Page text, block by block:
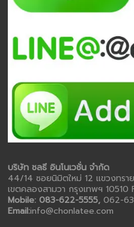
บริษัท ชลธี อินโนเวชั่น จำกัด
44/14 ซอยนิมิตใหม่ 12 แขวงทรา
เขตคลองสามวา กรุงเทพฯ
Mobile: 083-622-5555,062-
Email:info@chonlatee.com